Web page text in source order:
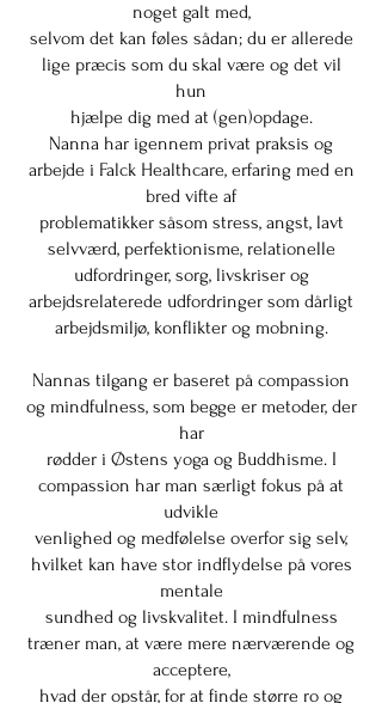
noget galt med,
selvom det kan føles sådan; du er allerede
lige præcis som du skal være og det vil
hun
hjælpe dig med at (gen)opdage.
Nanna har igennem privat praksis og
arbejde i Falck Healthcare, erfaring med en
bred vifte af
problematikker såsom stress, angst, lavt
selvværd, perfektionisme, relationelle
udfordringer, sorg, livskriser og
arbejdsrelaterede udfordringer som dårligt
arbejdsmiljø, konflikter og mobning.
Nannas tilgang er baseret på compassion
og mindfulness, som begge er metoder, der
har
rødder i Østens yoga og Buddhisme. I
compassion har man særligt fokus på at
udvikle
venlighed og medfølelse overfor sig selv,
hvilket kan have stor indflydelse på vores
mentale
sundhed og livskvalitet. I mindfulness
træner man, at være mere nærværende og
acceptere,
hvad der opstår, for at finde større ro og